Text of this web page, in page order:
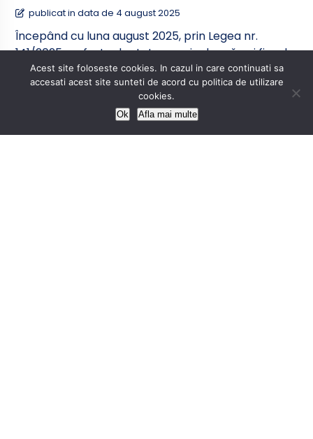
publicat in data de 4 august 2025
Începând cu luna august 2025, prin Legea nr.
141/2025, au fost adoptate o serie de măsuri fiscal-
bugetare, inclusiv măsuri cu impact în sistemul de
asigurări sociale de sănătate, care, prin
implementare, să conducă la sustenabilitate și la
asigurarea serviciilor medicale și medicamentelor
necesare bolnavilor, precum […]
Acest site foloseste cookies. In cazul in care continuati sa
accesati acest site sunteti de acord cu politica de utilizare
cookies.
Ok Afla mai multe